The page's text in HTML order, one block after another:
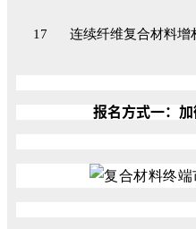
17 连续纤维复合材料增
报名方式一：